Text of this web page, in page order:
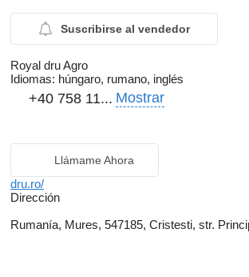
Suscribirse al vendedor
Royal dru Agro
Idiomas: húngaro, rumano, inglés
+40 758 11... Mostrar
Llámame Ahora
dru.ro/
Dirección
Rumanía, Mures, 547185, Cristesti, str.